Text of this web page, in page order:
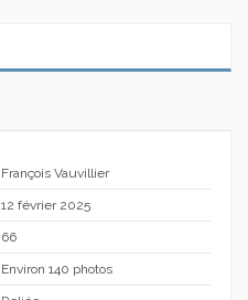
François Vauvillier
12 février 2025
66
Environ 140 photos